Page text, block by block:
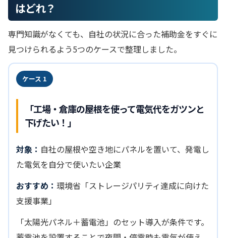
はどれ？
専門知識がなくても、自社の状況に合った補助金をすぐに
見つけられるよう5つのケースで整理しました。
ケース 1
「工場・倉庫の屋根を使って電気代をガツンと
下げたい！」
対象： 自社の屋根や空き地にパネルを置いて、発電し
た電気を自分で使いたい企業
おすすめ： 環境省「ストレージパリティ達成に向けた
支援事業」
「太陽光パネル＋蓄電池」のセット導入が条件です。